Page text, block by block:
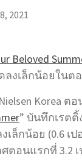
2021
Beloved
งเล็กน้อยในต
Korea ต
” บันทึกเรตติ้
เล็กน้อย (0.6 เ
ตอนแรกที่ 3.2